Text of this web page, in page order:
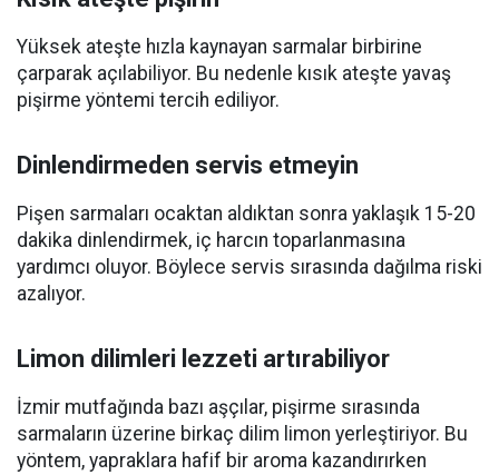
Yüksek ateşte hızla kaynayan sarmalar birbirine
çarparak açılabiliyor. Bu nedenle kısık ateşte yavaş
pişirme yöntemi tercih ediliyor.
Dinlendirmeden servis etmeyin
Pişen sarmaları ocaktan aldıktan sonra yaklaşık 15-20
dakika dinlendirmek, iç harcın toparlanmasına
yardımcı oluyor. Böylece servis sırasında dağılma riski
azalıyor.
Limon dilimleri lezzeti artırabiliyor
İzmir mutfağında bazı aşçılar, pişirme sırasında
sarmaların üzerine birkaç dilim limon yerleştiriyor. Bu
yöntem, yapraklara hafif bir aroma kazandırırken